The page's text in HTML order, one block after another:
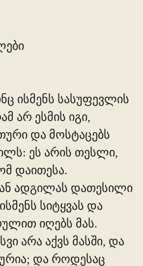
ისმენს სასუფევლის
არ ესმის იგი,
და მოსტაცებს
ეს არის თესლი,
დაითესა.
ადგილას დათესილი
სიტყვას და
იღებს მას.
არა აქვს მასში, და
და როდესაც